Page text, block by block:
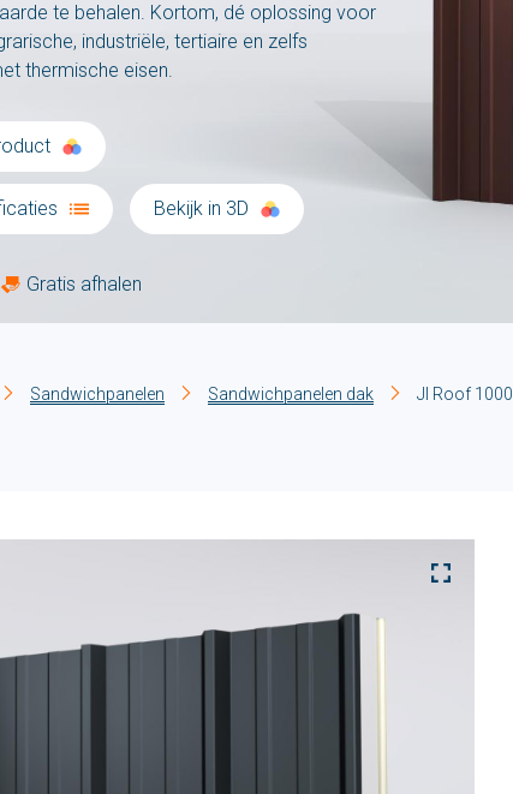
te behalen. Kortom, dé oplossing voor
industriële, tertiaire en zelfs
thermische eisen.
Bekijk in 3D
Gratis afhalen
Sandwichpanelen Sandwichpanelen dak JI Roof 1000